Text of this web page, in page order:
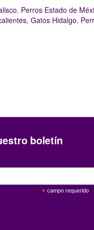
, Perros Estado de
, Gatos Hidalgo,
boletín
* campo requerido